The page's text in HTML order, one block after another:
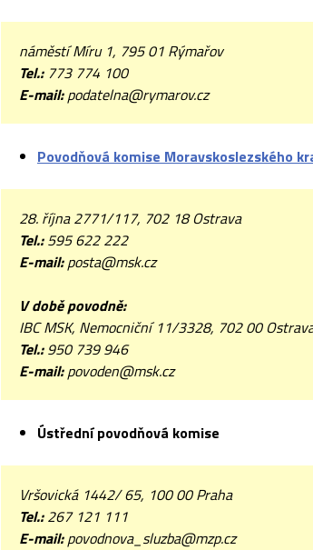
náměstí Míru 1, 795 01 Rýmařov
Tel.:773 774 100
E-mail:podatelna@rymarov.cz
Povodňová komise Moravskoslezského
28. října 2771/117, 702 18 Ostrava
Tel.:595 622 222
E-mail:posta@msk.cz
V době povodně:
IBC MSK, Nemocniční 11/3328, 702 00
Tel.:950 739 946
E-mail:povoden@msk.cz
Ústřední povodňová komise
Vršovická 1442/ 65, 100 00 Praha
Tel.:267 121 111
E-mail:povodnova_sluzba@mzp.cz